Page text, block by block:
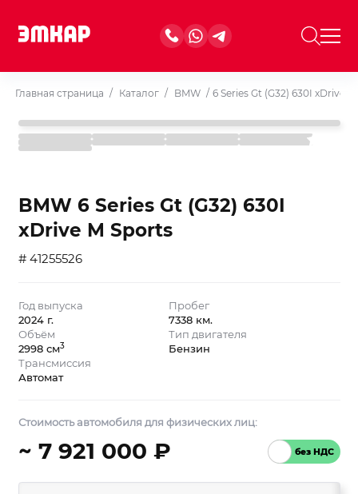
Главная страница / Каталог / BMW / 6 Series Gt (G32) 630I xDrive
BMW 6 Series Gt (G32) 630I
xDrive M Sports
# 41255526
Год выпуска
2024 г.
Пробег
7338 км.
Объём
2998 см3
Тип двигателя
Бензин
Трансмиссия
Автомат
Стоимость автомобиля для физических лиц:
~ 7 921 000 ₽